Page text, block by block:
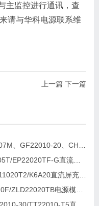
主监控进行通讯，查
请与华科电源联系维
上一篇 下一篇
2026年华科电源维修更换XLY-22007M、GF22010-20、CHR-22020直流屏充电模块
新疆，西藏，河北K3B05L/H110R05T/EP22020TF-G直流屏充电模块维修更换
新疆、广东、广西XLY-22007M/IR11020T2/K6A20直流屏充电模块维修更换
湖南、广东、新疆PMI-SA/RT22010F/ZLD22020TB电源模块维修更换